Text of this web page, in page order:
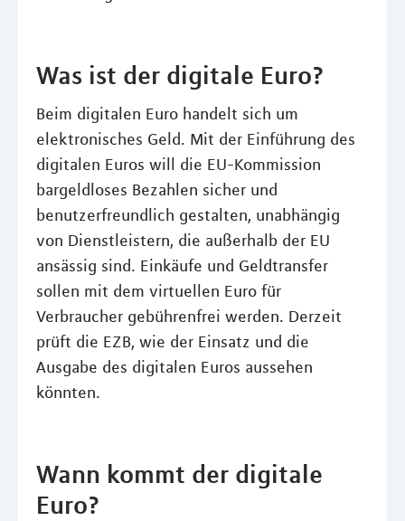
Was ist der digitale Euro?
Beim digitalen Euro handelt sich um
elektronisches Geld. Mit der Einführung des
digitalen Euros will die EU-Kommission
bargeldloses Bezahlen sicher und
benutzerfreundlich gestalten, unabhängig
von Dienstleistern, die außerhalb der EU
ansässig sind. Einkäufe und Geldtransfer
sollen mit dem virtuellen Euro für
Verbraucher gebührenfrei werden. Derzeit
prüft die EZB, wie der Einsatz und die
Ausgabe des digitalen Euros aussehen
könnten.
Wann kommt der digitale
Euro?